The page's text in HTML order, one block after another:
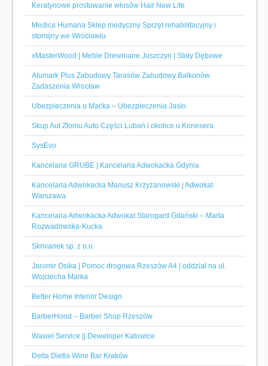
Keratynowe prostowanie włosów Hair New Life
Medica Humana Sklep medyczny Sprzęt rehabilitacyjny i
stomijny we Wrocławiu
xMasterWood | Meble Drewniane Juszczyn | Stoły Dębowe
Alumark Plus Zabudowy Tarasów Zabudowy Balkonów
Zadaszenia Wrocław
Ubezpieczenia u Maćka – Ubezpieczenia Jasło
Skup Aut Złomu Auto Części Lubań i okolice u Konesera
SysEvo
Kancelaria GRUBE | Kancelaria Adwokacka Gdynia
Kancelaria Adwokacka Mariusz Krzyżanowski | Adwokat
Warszawa
Kancelaria Adwokacka Adwokat Starogard Gdański – Marta
Rozwadowska-Kucka
Skrivanek sp. z o.o.
Jaromir Osika | Pomoc drogowa Rzeszów A4 | oddział na ul.
Wojciecha Marka
Better Home Interior Design
BarberHood – Barber Shop Rzeszów
Wawel Service || Deweloper Katowice
Delta Dietla Wine Bar Kraków